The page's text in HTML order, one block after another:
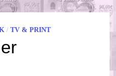
/TV & PRINT